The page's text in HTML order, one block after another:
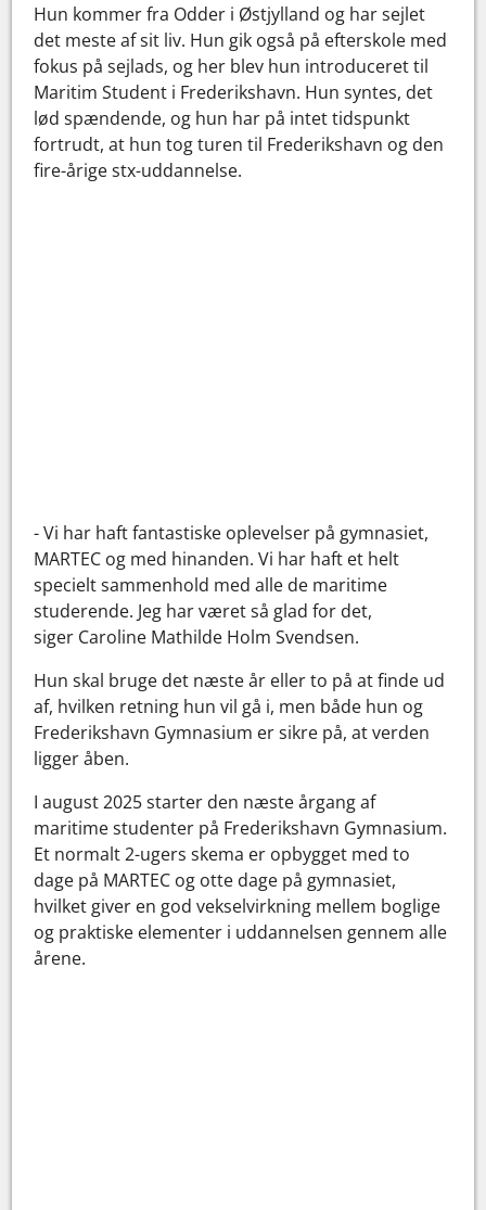
Hun kommer fra Odder i Østjylland og har sejlet
det meste af sit liv. Hun gik også på efterskole med
fokus på sejlads, og her blev hun introduceret til
Maritim Student i Frederikshavn. Hun syntes, det
lød spændende, og hun har på intet tidspunkt
fortrudt, at hun tog turen til Frederikshavn og den
fire-årige stx-uddannelse.
- Vi har haft fantastiske oplevelser på gymnasiet,
MARTEC og med hinanden. Vi har haft et helt
specielt sammenhold med alle de maritime
studerende. Jeg har været så glad for det,
siger Caroline Mathilde Holm Svendsen.
Hun skal bruge det næste år eller to på at finde ud
af, hvilken retning hun vil gå i, men både hun og
Frederikshavn Gymnasium er sikre på, at verden
ligger åben.
I august 2025 starter den næste årgang af
maritime studenter på Frederikshavn Gymnasium.
Et normalt 2-ugers skema er opbygget med to
dage på MARTEC og otte dage på gymnasiet,
hvilket giver en god vekselvirkning mellem boglige
og praktiske elementer i uddannelsen gennem alle
årene.